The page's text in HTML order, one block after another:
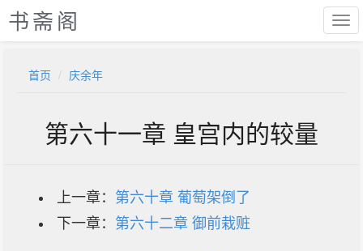
书斋阁
首页 庆余年
第六十一章 皇宫内的较量
上一章： 第六十章 葡萄架倒了
下一章： 第六十二章 御前栽赃